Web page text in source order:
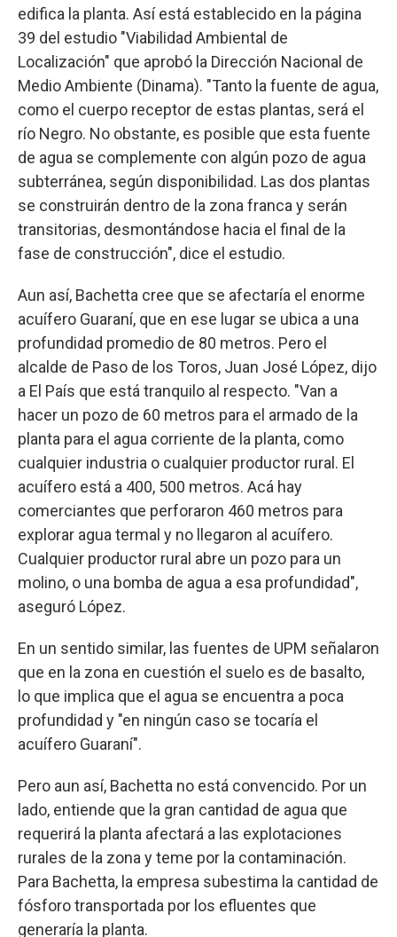
edifica la planta. Así está establecido en la página
39 del estudio "Viabilidad Ambiental de
Localización" que aprobó la Dirección Nacional de
Medio Ambiente (Dinama). "Tanto la fuente de agua,
como el cuerpo receptor de estas plantas, será el
río Negro. No obstante, es posible que esta fuente
de agua se complemente con algún pozo de agua
subterránea, según disponibilidad. Las dos plantas
se construirán dentro de la zona franca y serán
transitorias, desmontándose hacia el final de la
fase de construcción", dice el estudio.
Aun así, Bachetta cree que se afectaría el enorme
acuífero Guaraní, que en ese lugar se ubica a una
profundidad promedio de 80 metros. Pero el
alcalde de Paso de los Toros, Juan José López, dijo
a El País que está tranquilo al respecto. "Van a
hacer un pozo de 60 metros para el armado de la
planta para el agua corriente de la planta, como
cualquier industria o cualquier productor rural. El
acuífero está a 400, 500 metros. Acá hay
comerciantes que perforaron 460 metros para
explorar agua termal y no llegaron al acuífero.
Cualquier productor rural abre un pozo para un
molino, o una bomba de agua a esa profundidad",
aseguró López.
En un sentido similar, las fuentes de UPM señalaron
que en la zona en cuestión el suelo es de basalto,
lo que implica que el agua se encuentra a poca
profundidad y "en ningún caso se tocaría el
acuífero Guaraní".
Pero aun así, Bachetta no está convencido. Por un
lado, entiende que la gran cantidad de agua que
requerirá la planta afectará a las explotaciones
rurales de la zona y teme por la contaminación.
Para Bachetta, la empresa subestima la cantidad de
fósforo transportada por los efluentes que
generaría la planta.